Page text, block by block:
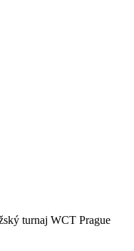
turnaj WCT Prague